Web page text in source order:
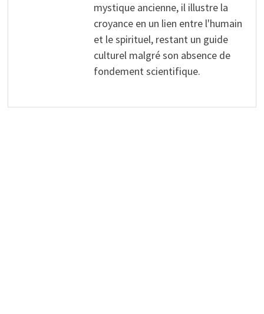
mystique ancienne, il illustre la
croyance en un lien entre l'humain
et le spirituel, restant un guide
culturel malgré son absence de
fondement scientifique.